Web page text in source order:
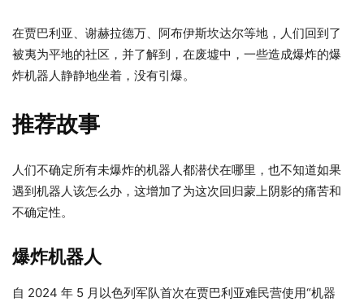
在贾巴利亚、谢赫拉德万、阿布伊斯坎达尔等地，人们回到了
被夷为平地的社区，并了解到，在废墟中，一些造成爆炸的爆
炸机器人静静地坐着，没有引爆。
推荐故事
3
项
清
列
表
末
人们不确定所有未爆炸的机器人都潜伏在哪里，也不知道如果
遇到机器人该怎么办，这增加了为这次回归蒙上阴影的痛苦和
不确定性。
爆炸机器人
自 2024 年 5 月以色列军队首次在贾巴利亚难民营使用“机器